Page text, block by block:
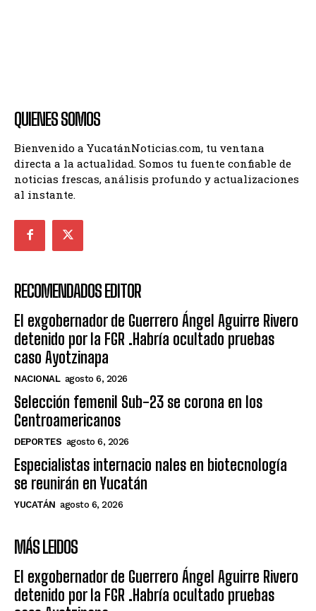
QUIENES SOMOS
Bienvenido a YucatánNoticias.com, tu ventana
directa a la actualidad. Somos tu fuente confiable de
noticias frescas, análisis profundo y actualizaciones
al instante.
RECOMENDADOS EDITOR
El exgobernador de Guerrero Ángel Aguirre Rivero
detenido por la FGR .Habría ocultado pruebas
caso Ayotzinapa
NACIONAL agosto 6, 2026
Selección femenil Sub-23 se corona en los
Centroamericanos
DEPORTES agosto 6, 2026
Especialistas internacio nales en biotecnología
se reunirán en Yucatán
YUCATÁN agosto 6, 2026
MÁS LEIDOS
El exgobernador de Guerrero Ángel Aguirre Rivero
detenido por la FGR .Habría ocultado pruebas